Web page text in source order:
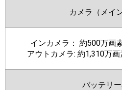
カメラ（メイ
インカメラ： 約500万画
アウトカメラ: 約1,310万
バッテリ